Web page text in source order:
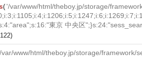
('/var/www/html/theboy.jp/storage/
東京 中央区
var/www/html/theboy.jp/storage/framework/